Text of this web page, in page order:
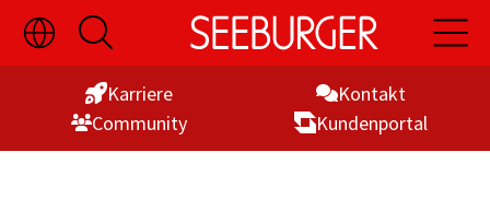
Skip
to
Sprachauswahl
ein-/ausblenden
Suche
öffnen
öffnen
Kontakt
Karriere
Kunden­portal
Commu­nity